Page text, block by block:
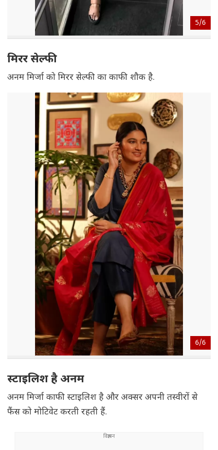
5/6
मिरर सेल्फी
अनम मिर्जा को मिरर सेल्फी का काफी शौक है.
6/6
स्टाइलिश है अनम
अनम मिर्जा काफी स्टाइलिश है और अक्सर अपनी तस्वीरों से
फैंस को मोटिवेट करती रहती हैं.